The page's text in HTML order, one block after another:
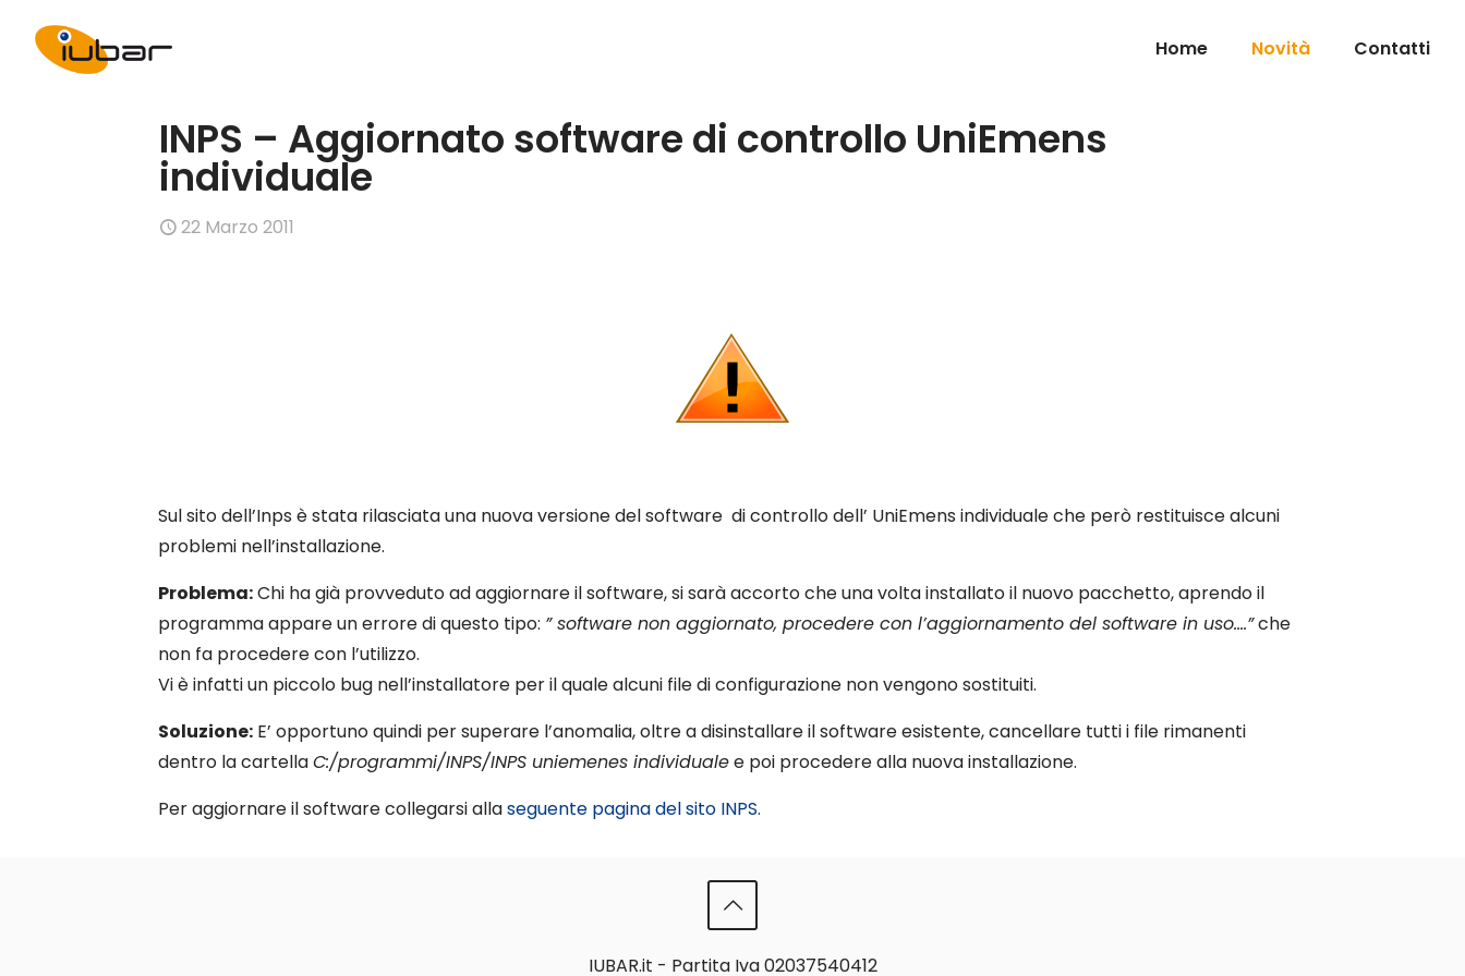
Home Novità Contatti
INPS – Aggiornato software di controllo UniEmens
individuale
22 Marzo 2011
Sul sito dell’Inps è stata rilasciata una nuova versione del software di controllo dell’ UniEmens individuale che però restituisce alcuni
problemi nell’installazione.
Problema:Chi ha già provveduto ad aggiornare il software, si sarà accorto che una volta installato il nuovo pacchetto, aprendo il
programma appare un errore di questo tipo: ” software non aggiornato, procedere con l’aggiornamento del software in uso….”che
non fa procedere con l’utilizzo.
Vi è infatti un piccolo bug nell’installatore per il quale alcuni file di configurazione non vengono sostituiti.
Soluzione: E’ opportuno quindi per superare l’anomalia, oltre a disinstallare il software esistente, cancellare tutti i file rimanenti
dentro la cartellaC:/programmi/INPS/INPS uniemenes individualee poi procedere alla nuova installazione.
Per aggiornare il software collegarsi allaseguente pagina del sito INPS.
IUBAR.it - Partita Iva 02037540412